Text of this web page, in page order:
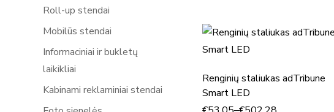
Roll-up stendai
Mobilūs stendai
Informaciniai ir bukletų
laikikliai
Kabinami reklaminiai stendai
Renginių staliukas adTribune
Smart LED